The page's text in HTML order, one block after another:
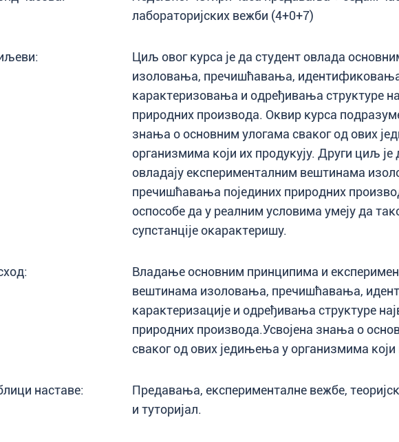
лабораторијских вежби (4+0+7)
Циљ овог курса је да студент овлада
изоловања, прeчишћавања,
карактеризовања и одређивања структуре
природних производа. Оквир курса
знања о основним улогама сваког од ових
организмима који их продукују. Други циљ је
овладају експерименталним вештинама
пречишћавања појединих природних
оспособе да у реалним условима умеју да
супстанцijе окарактеришу.
Владање основним принципима и
вештинама изоловања, прeчишћавања,
карактеризације и одређивања структуре
природних производа.Усвојена знања о
сваког од ових једињења у организмима који
наставе:
Предавања, експерименталне вежбе,
и туторијал.